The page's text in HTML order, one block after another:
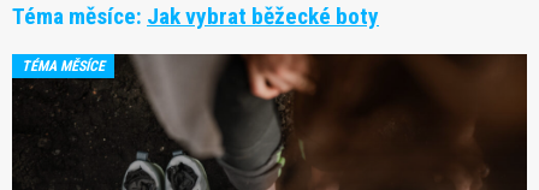
Téma měsíce: Jak vybrat běžecké boty
TÉMA MĚSÍCE